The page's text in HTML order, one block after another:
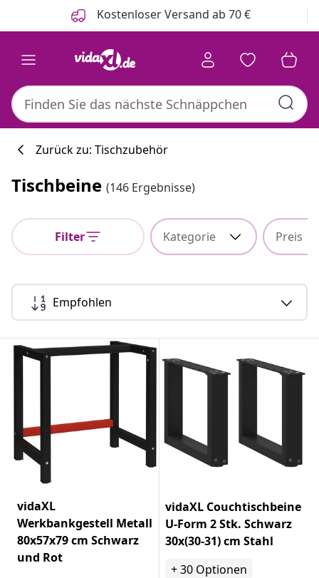
Kostenloser Versand ab 70 €
Zurück zu: Tischzubehör
Tischbeine (146 Ergebnisse)
Filter Kategorie Preis
Empfohlen
vidaXL
Werkbankgestell Metall
80x57x79 cm Schwarz
und Rot
vidaXL Couchtischbeine
U-Form 2 Stk. Schwarz
30x(30-31) cm Stahl
+30 Optionen